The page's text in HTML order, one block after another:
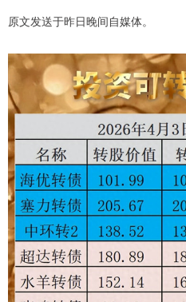
原文发送于昨日晚间自媒体。